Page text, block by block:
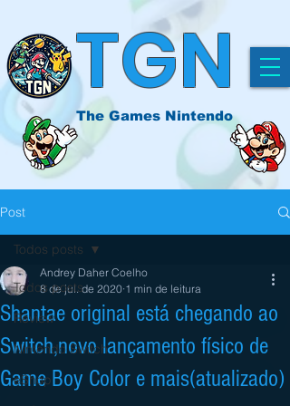
TGN
The Games Nintendo
Post
Todos posts
Review
Nintendo Switch
eShop
Todos posts
Shantae original está chegando ao
Switch,novo lançamento físico de
Game Boy Color e mais(atualizado)
Andrey Daher Coelho
8 de jul. de 2020 1 min de leitura